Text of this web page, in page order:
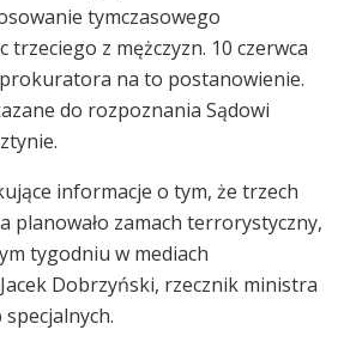
tymczasowego
z mężczyzn. 10 czerwca
prokuratora na to postanowienie.
do rozpoznania Sądowi
informacje o tym, że trzech
planowało zamach terrorystyczny,
tygodniu w mediach
Dobrzyński, rzecznik ministra